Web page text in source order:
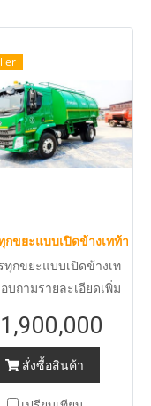
กขยะแบบเปิดข้างเทท้าย
ทุกขยะแบบเปิดข้างเท
บถามรายละเอียดเพิ่ม
คุณกรวรรณ 092-
2692 คุณนนท์ทต 081-
สั่งซื้อสินค้า